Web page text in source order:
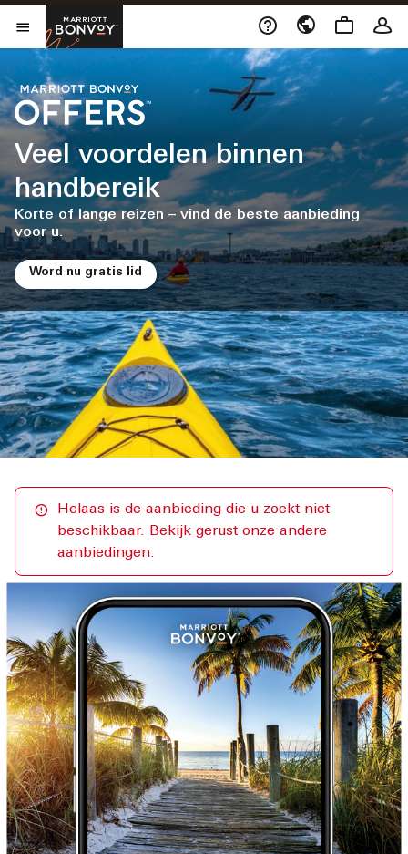
Skip to Content
Menu openen
Marriott BonvoyOpent een nieuw
Veel voordelen binnen
handbereik
Korte of lange reizen – vind de beste aanbieding
voor u.
Word nu gratis lid
Helaas is de aanbieding die u zoekt niet
beschikbaar. Bekijk gerust onze andere
aanbiedingen.